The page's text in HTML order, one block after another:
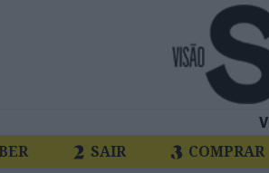
SAIR COMPRAR